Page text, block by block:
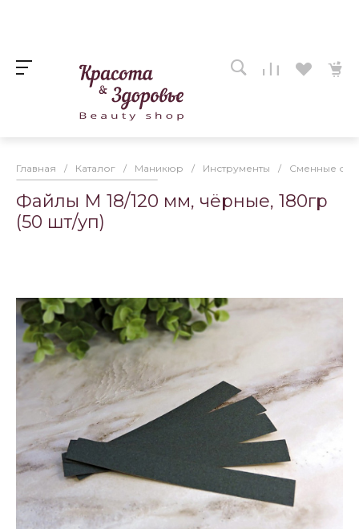
Главная / Каталог / Маникюр / Инструменты / Сменные
Файлы M 18/120 мм, чёрные, 180гр
(50 шт/уп)